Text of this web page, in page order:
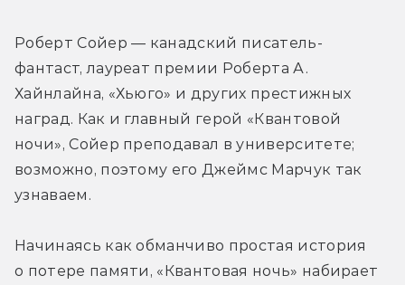
Роберт Сойер — канадский писатель-
фантаст, лауреат премии Роберта А.
Хайнлайна, «Хьюго» и других престижных
наград. Как и главный герой «Квантовой
ночи», Сойер преподавал в университете;
возможно, поэтому его Джеймс Марчук так
узнаваем.
Начинаясь как обманчиво простая история
о потере памяти, «Квантовая ночь» набирает